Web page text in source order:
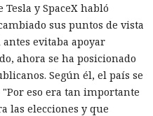
y SpaceX habló
sus puntos de vista
evitaba apoyar
ahora se ha posicionado
Según él, el país se
eso era tan importante
las elecciones y que